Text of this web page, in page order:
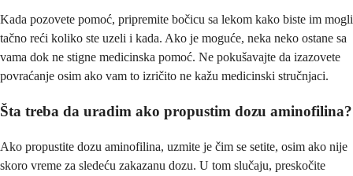
Kada pozovete pomoć, pripremite bočicu sa lekom kako biste im mogli
tačno reći koliko ste uzeli i kada. Ako je moguće, neka neko ostane sa
vama dok ne stigne medicinska pomoć. Ne pokušavajte da izazovete
povraćanje osim ako vam to izričito ne kažu medicinski stručnjaci.
Šta treba da uradim ako propustim dozu aminofilina?
Ako propustite dozu aminofilina, uzmite je čim se setite, osim ako nije
skoro vreme za sledeću zakazanu dozu. U tom slučaju, preskočite